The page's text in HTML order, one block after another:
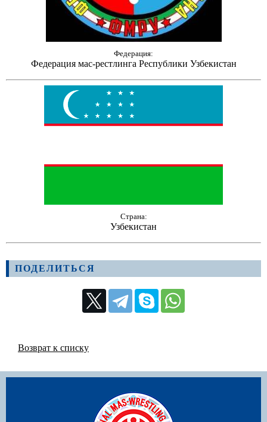
Федерация:
Федерация мас-рестлинга Республики Узбекистан
Страна:
Узбекистан
ПОДЕЛИТЬСЯ
Возврат к списку